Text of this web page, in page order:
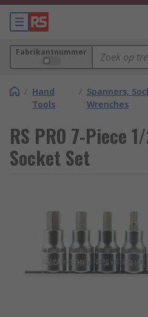
Fabrikantnummer
/ Hand
Tools
/ Spanners,
Wrenches
RS PRO 7-Piece
Socket Set